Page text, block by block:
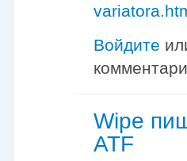
Войдите
Wipe
ATF